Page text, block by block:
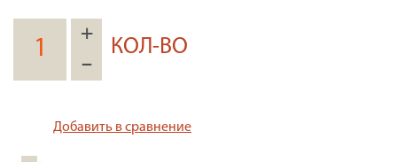
+
–
КОЛ-ВО
Добавить в сравнение